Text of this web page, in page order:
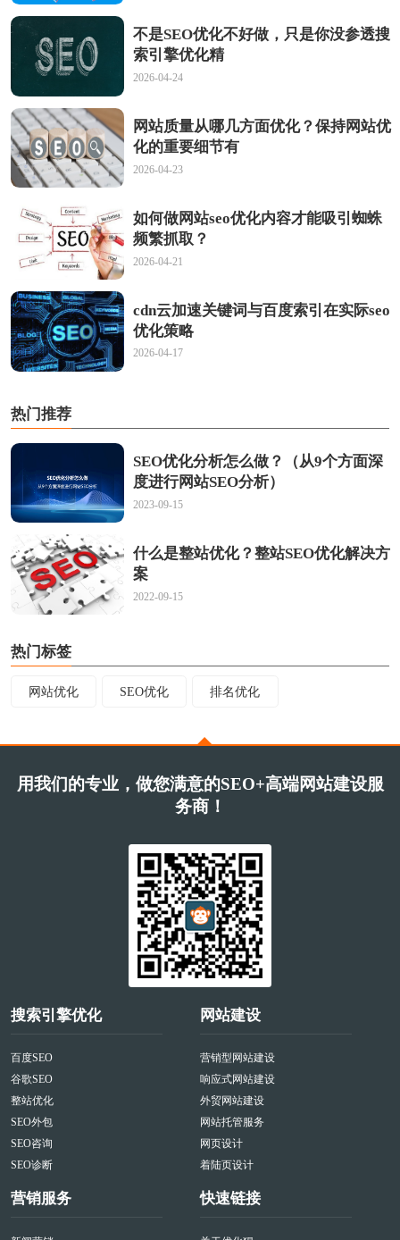
不是SEO优化不好做，只是你没参透搜
索引擎优化精
2026-04-24
网站质量从哪几方面优化？保持网站优
化的重要细节有
2026-04-23
如何做网站seo优化内容才能吸引蜘蛛
频繁抓取？
2026-04-21
cdn云加速关键词与百度索引在实际seo
优化策略
2026-04-17
热门推荐
SEO优化分析怎么做？（从9个方面深
度进行网站SEO分析）
2023-09-15
什么是整站优化？整站SEO优化解决方
案
2022-09-15
热门标签
网站优化 SEO优化 排名优化
用我们的专业，做您满意的SEO+高端网站建设服
务商！
搜索引擎优化
百度SEO
谷歌SEO
整站优化
SEO外包
SEO咨询
SEO诊断
网站建设
营销型网站建设
响应式网站建设
外贸网站建设
网站托管服务
网页设计
着陆页设计
营销服务 快速链接